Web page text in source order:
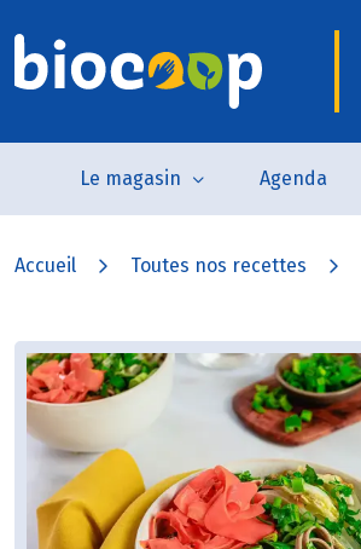
Le magasin Agenda
Accueil Toutes nos recettes